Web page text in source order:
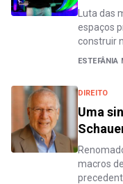
Luta das
espaços
construir
ESTEFÂNIA
DIREITO
Uma
macros